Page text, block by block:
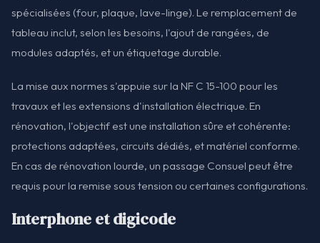
spécialisées (four, plaque, lave-linge). Le remplacement de
tableau inclut, selon les besoins, l'ajout de rangées, de
modules adaptés, et un étiquetage durable.
La mise aux normes s'appuie sur la NF C 15-100 pour les
travaux et les extensions d'installation électrique. En
rénovation, l'objectif est une installation sûre et cohérente:
protections adaptées, circuits dédiés, et matériel conforme.
En cas de rénovation lourde, un passage Consuel peut être
requis pour la remise sous tension ou certaines configurations.
Interphone et digicode